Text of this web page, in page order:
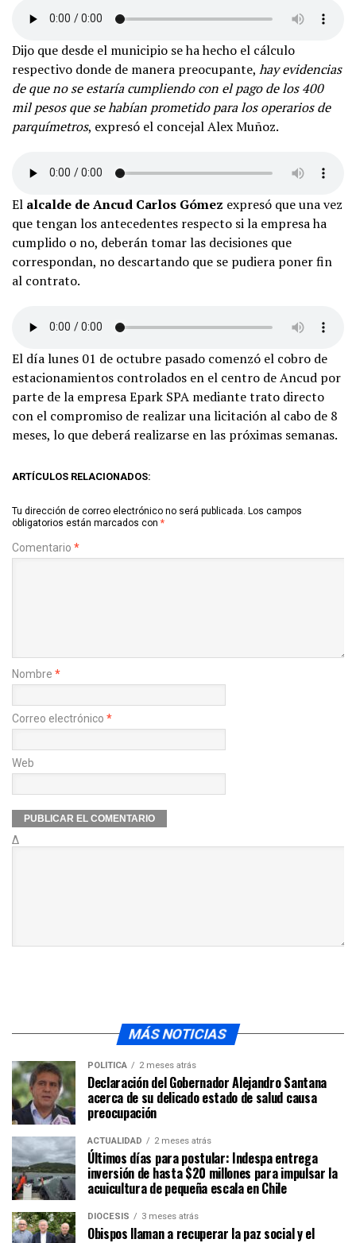
Dijo que desde el municipio se ha hecho el cálculo
respectivo donde de manera preocupante, hay evidencias
de que no se estaría cumpliendo con el pago de los 400
mil pesos que se habían prometido para los operarios de
parquímetros, expresó el concejal Alex Muñoz.
El alcalde de Ancud Carlos Gómez expresó que una vez
que tengan los antecedentes respecto si la empresa ha
cumplido o no, deberán tomar las decisiones que
correspondan, no descartando que se pudiera poner fin
al contrato.
El día lunes 01 de octubre pasado comenzó el cobro de
estacionamientos controlados en el centro de Ancud por
parte de la empresa Epark SPA mediante trato directo
con el compromiso de realizar una licitación al cabo de 8
meses, lo que deberá realizarse en las próximas semanas.
ARTÍCULOS RELACIONADOS:
Tu dirección de correo electrónico no será publicada. Los campos
obligatorios están marcados con *
Comentario *
Nombre *
Correo electrónico *
Web
Δ
MÁS NOTICIAS
POLÍTICA 2 meses atrás
Declaración del Gobernador Alejandro Santana
acerca de su delicado estado de salud causa
preocupación
ACTUALIDAD 2 meses atrás
Últimos días para postular: Indespa entrega
inversión de hasta $20 millones para impulsar la
acuicultura de pequeña escala en Chile
DIÓCESIS 3 meses atrás
Obispos llaman a recuperar la paz social y el